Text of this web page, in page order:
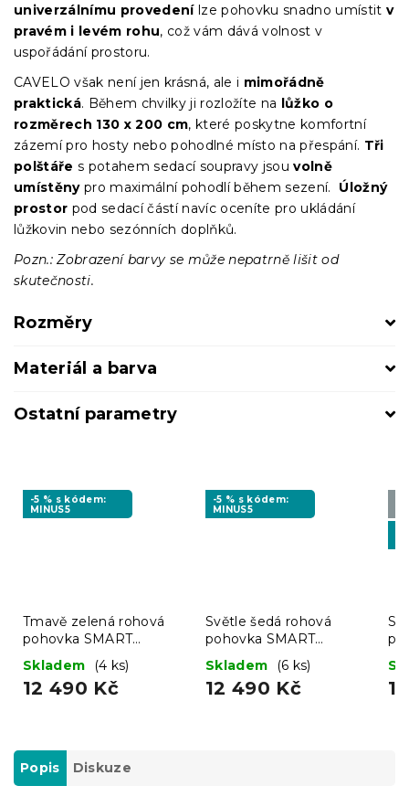
univerzálnímu provedenílze pohovku snadno umístitv
pravém i levém rohu, což vám dává volnost v
uspořádání prostoru.
CAVELO však není jen krásná, ale i mimořádně
praktická. Během chvilky ji rozložíte na lůžko o
rozměrech 130 x 200 cm, které poskytne komfortní
zázemí pro hosty nebo pohodlné místo na přespání. Tři
polštáře s potahem sedací soupravy jsou volně
umístěnypro maximální pohodlí během sezení. Úložný
prostor pod sedací částí navíc oceníte pro ukládání
lůžkovin nebo sezónních doplňků.
Pozn.: Zobrazení barvy se může nepatrně lišit od
skutečnosti.
Rozměry
Materiál a barva
Ostatní parametry
-5 % s kódem:
MINUS5
Tmavě zelená rohová
pohovka SMART
COSARO, oboustranná +
2 polštářky ZDARMA
Skladem (4 ks)
12 490 Kč
-5 % s kódem:
MINUS5
Světle šedá rohová
pohovka SMART
COSARO, oboustranná +
2 polštářky ZDARMA
Skladem (6 ks)
12 490 Kč
2
Popis Diskuze